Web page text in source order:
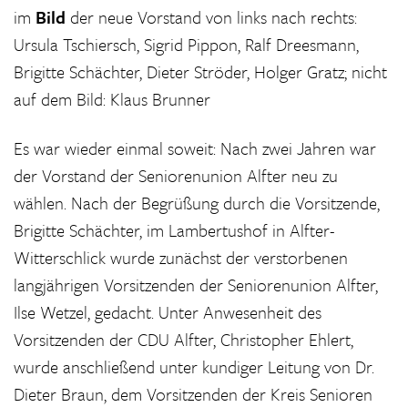
im Bild der neue Vorstand von links nach rechts:
Ursula Tschiersch, Sigrid Pippon, Ralf Dreesmann,
Brigitte Schächter, Dieter Ströder, Holger Gratz; nicht
auf dem Bild: Klaus Brunner
Es war wieder einmal soweit: Nach zwei Jahren war
der Vorstand der Seniorenunion Alfter neu zu
wählen. Nach der Begrüßung durch die Vorsitzende,
Brigitte Schächter, im Lambertushof in Alfter-
Witterschlick wurde zunächst der verstorbenen
langjährigen Vorsitzenden der Seniorenunion Alfter,
Ilse Wetzel, gedacht. Unter Anwesenheit des
Vorsitzenden der CDU Alfter, Christopher Ehlert,
wurde anschließend unter kundiger Leitung von Dr.
Dieter Braun, dem Vorsitzenden der Kreis Senioren